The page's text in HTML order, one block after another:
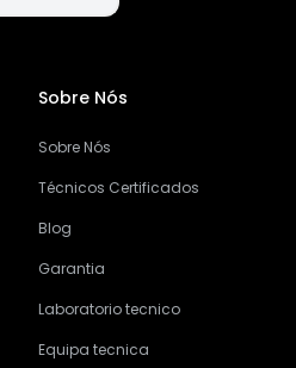
Sobre Nós
Sobre Nós
Técnicos Certificados
Blog
Garantia
Laboratorio tecnico
Equipa tecnica